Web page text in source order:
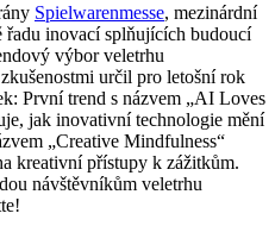
Spielwarenmesse, mezinárdní
řadu inovací splňujících budoucí
výbor veletrhu
určil pro letošní rok
První trend s názvem „AI Loves
jak inovativní technologie mění
„Creative Mindfulness“
kreativní přístupy k zážitkům.
návštěvníkům veletrhu